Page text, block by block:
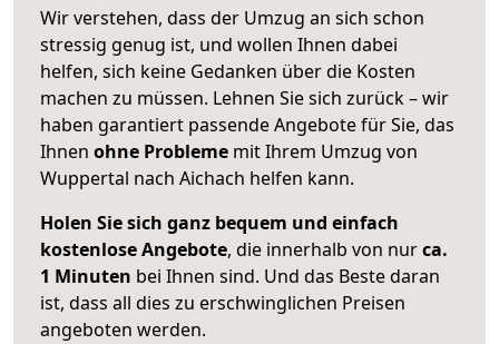
Wir verstehen, dass der Umzug an sich schon
stressig genug ist, und wollen Ihnen dabei
helfen, sich keine Gedanken über die Kosten
machen zu müssen. Lehnen Sie sich zurück – wir
haben garantiert passende Angebote für Sie, das
Ihnen ohne Probleme mit Ihrem Umzug von
Wuppertal nach Aichach helfen kann.
Holen Sie sich ganz bequem und einfach
kostenlose Angebote, die innerhalb von nurca.
1 Minuten bei Ihnen sind. Und das Beste daran
ist, dass all dies zu erschwinglichen Preisen
angeboten werden.